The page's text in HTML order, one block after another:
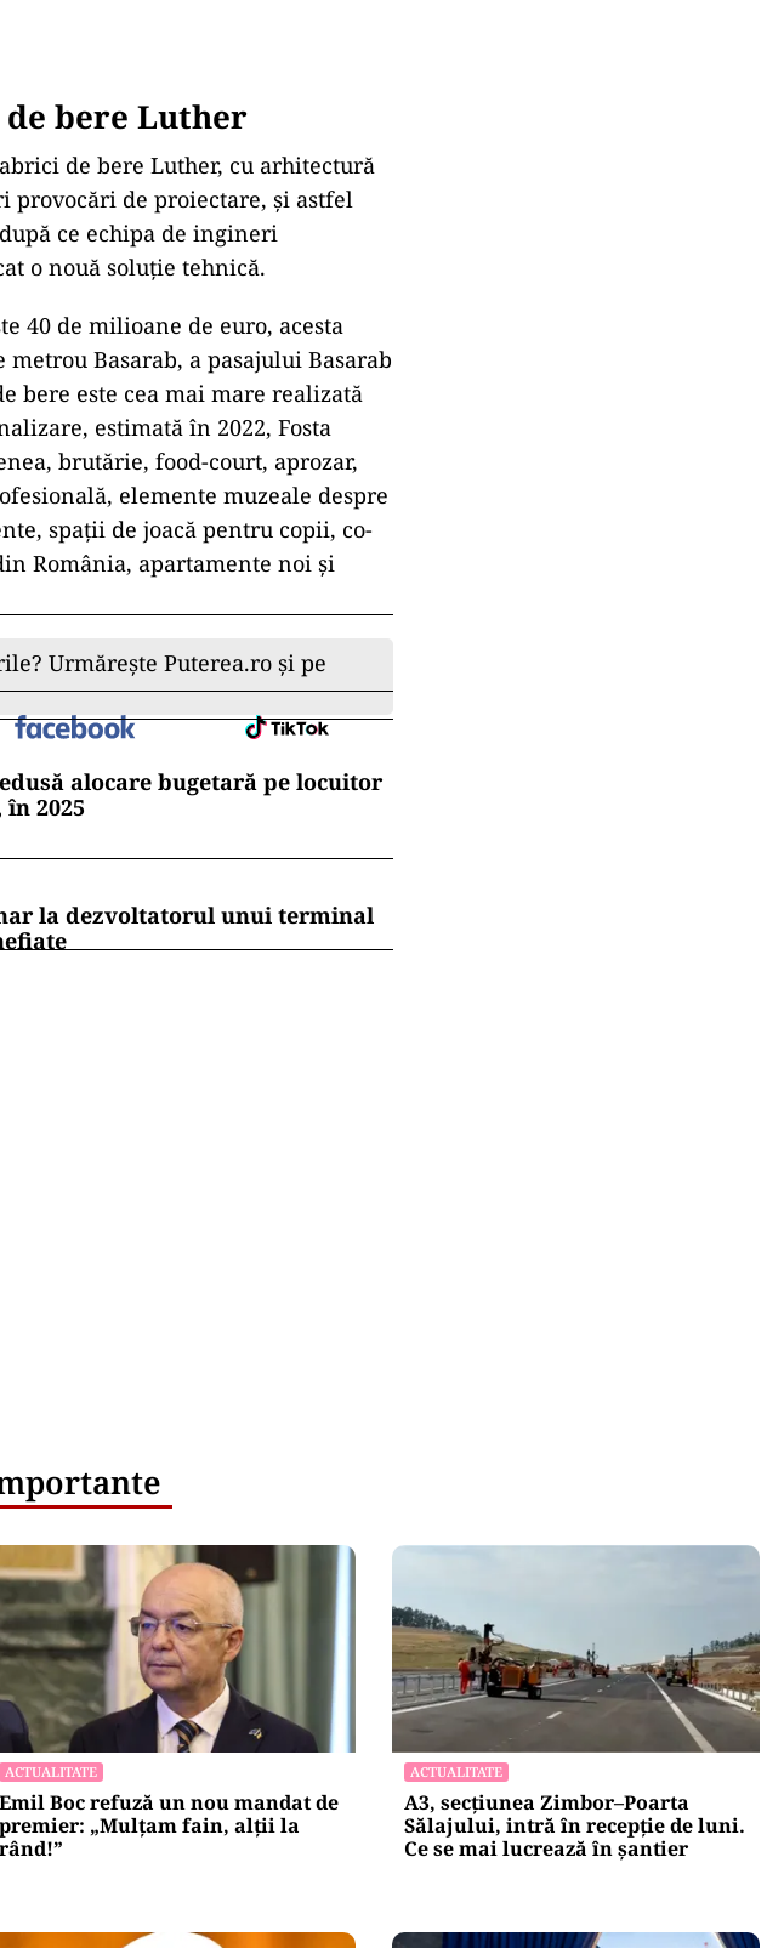
bere Luther
de bere Luther, cu arhitectură
provocări de proiectare, și astfel
ce echipa de ingineri
o nouă soluție tehnică.
40 de milioane de euro, acesta
Basarab, a pasajului Basarab
bere este cea mai mare realizată
estimată în 2022, Fosta
brutărie, food-court, aprozar,
elemente muzeale despre
spații de joacă pentru copii, co-
România, apartamente noi și
Urmărește Puterea.ro și pe
alocare bugetară pe locuitor
2025
la dezvoltatorul unui terminal
ACTUALITATE
Emil Boc refuză un nou mandat de
premier: „Mulțam fain, alții la
rând!”
ACTUALITATE
A3, secțiunea Zimbor–Poarta
Sălajului, intră în recepție de luni.
Ce se mai lucrează în șantier